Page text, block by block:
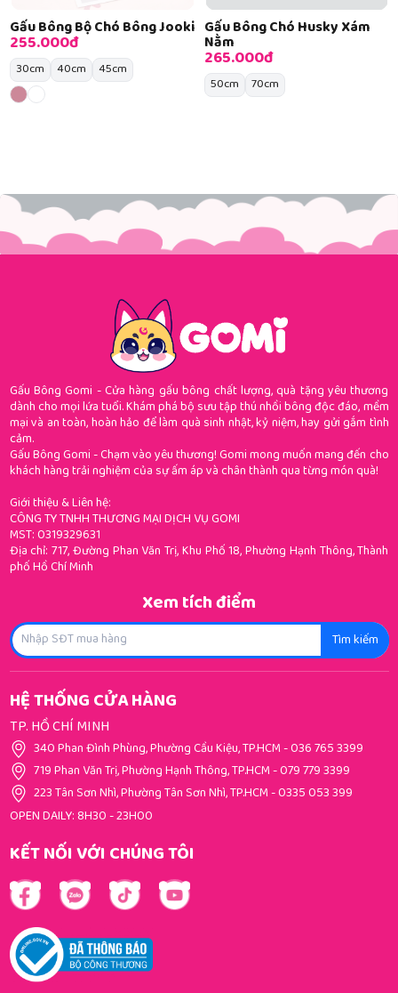
Gấu Bông Bộ Chó Bông Jooki
255.000đ
30cm 40cm 45cm
Gấu Bông Chó Husky Xám
Nằm
265.000đ
50cm 70cm
Gấu Bông Gomi - Cửa hàng gấu bông chất lượng, quà tặng yêu thương
dành cho mọi lứa tuổi. Khám phá bộ sưu tập thú nhồi bông độc đáo, mềm
mại và an toàn, hoàn hảo để làm quà sinh nhật, kỷ niệm, hay gửi gắm tình
cảm.
Gấu Bông Gomi - Chạm vào yêu thương! Gomi mong muốn mang đến cho
khách hàng trải nghiệm của sự ấm áp và chân thành qua từng món quà!
Giới thiệu & Liên hệ:
CÔNG TY TNHH THƯƠNG MẠI DỊCH VỤ GOMI
MST: 0319329631
Địa chỉ: 717, Đường Phan Văn Trị, Khu Phố 18, Phường Hạnh Thông, Thành
phố Hồ Chí Minh
Xem tích điểm
Tìm kiếm
HỆ THỐNG CỬA HÀNG
TP. HỒ CHÍ MINH
340 Phan Đình Phùng, Phường Cầu Kiệu, TP.HCM-036 765 3399
719 Phan Văn Trị, Phường Hạnh Thông, TP.HCM-079 779 3399
223 Tân Sơn Nhì, Phường Tân Sơn Nhì, TP.HCM-0335 053 399
OPEN DAILY: 8H30 - 23H00
KẾT NỐI VỚI CHÚNG TÔI